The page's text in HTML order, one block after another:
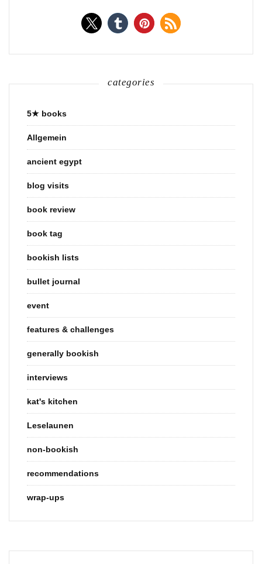
categories
5★ books
Allgemein
ancient egypt
blog visits
book review
book tag
bookish lists
bullet journal
event
features & challenges
generally bookish
interviews
kat's kitchen
Leselaunen
non-bookish
recommendations
wrap-ups